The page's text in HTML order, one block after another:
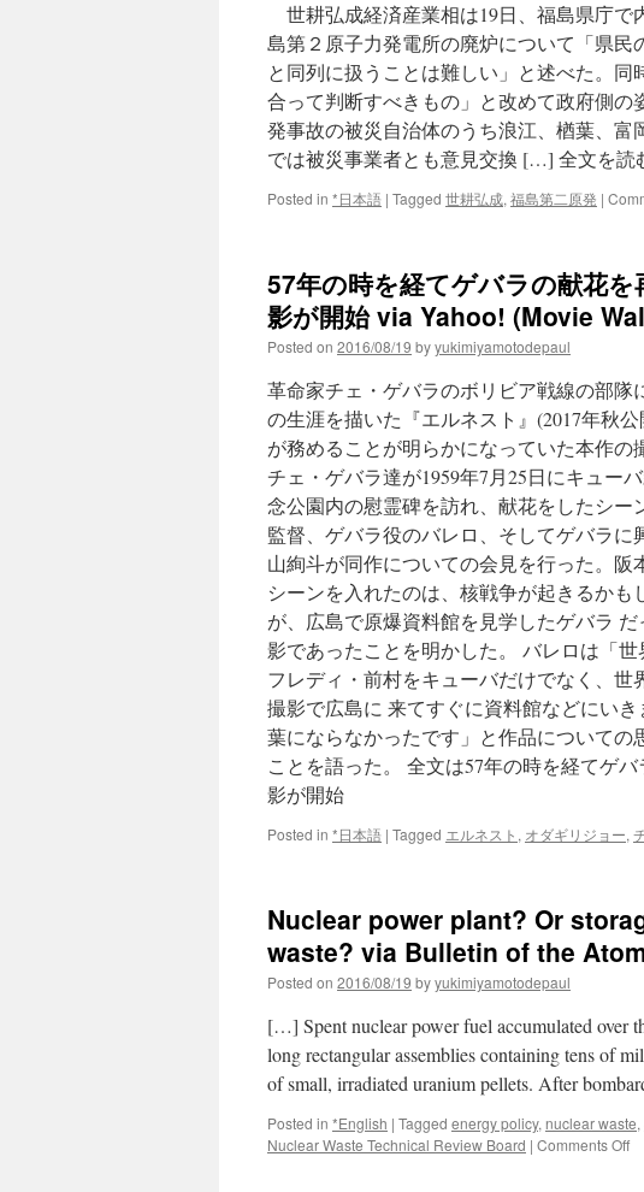
世耕弘成経済産業相は19日、福島県庁で
島第２原子力発電所の廃炉について「県
と同列に扱うことは難しい」と述べた。
合って判断すべきもの」と改めて政府側
発事故の被災自治体のうち浪江、楢葉、
では被災事業者とも意見交換 […] 全文を読
Posted in *日本語 | Tagged 世耕弘成, 福島第二原発 |
57年の時を経てゲバラの献花
影が開始 via Yahoo! (Movie
Posted on 2016/08/19 byyukimiyamotodepaul
革命家チェ・ゲバラのボリビア戦線の部
の生涯を描いた『エルネスト』(2017年秋
が務めることが明らかになっていた本作の
チェ・ゲバラ達が1959年7月25日にキュー
念公園内の慰霊碑を訪れ、献花をしたシ
監督、ゲバラ役のバレロ、そしてゲバラ
山絢斗が同作についての会見を行った。
シーンを入れたのは、核戦争が起きるか
が、広島で原爆資料館を見学したゲバラ
影であったことを明かした。 バレロは「
フレディ・前村をキューバだけでなく、
撮影で広島に 来てすぐに資料館などにい
葉にならなかったです」と作品について
ことを語った。 全文は57年の時を経てゲ
影が開始
Posted in *日本語 | Tagged エルネスト , オダギリジョー,
Nuclear power plant? Or
waste? via Bulletin of the
Posted on 2016/08/19 byyukimiyamotodepaul
[…] Spent nuclear power fuel accumulated over
long rectangular assemblies containing tens of
of small, irradiated uranium pellets. After
Posted in *English | Tagged energy policy, nuclear waste,
Nuclear Waste Technical Review Board | Comments Offon